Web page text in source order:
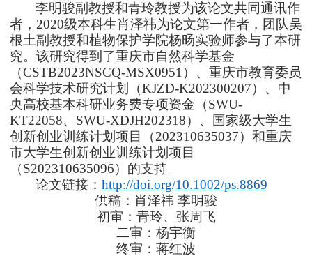
李明骏副教授和青玲教授为该论文共同通讯作
者，2020级本科生肖泽祎为论文第一作者 ，团队吴
根土副教授和植物保护学院杨旸实验师参与了本研
究。该研究得到了重庆市自然科学基金
（CSTB2023NSCQ-MSX0951）、重庆市教育委员
会科学技术研究计划（KJZD-K202300207）、中
央高校基本科研业务费专项资金（SWU-
KT22058、SWU-XDJH202318）、国家级大学生
创新创业训练计划项目
（202310635037）和重庆
市大学生创新创业训练计划项目
（S202310635096）的支持。
论文链接： http://doi.org/10.1002/ps.8869
供稿：肖泽祎 李明骏
初审：青玲、张周飞
二审：杨宇衡
终审：蒋红波